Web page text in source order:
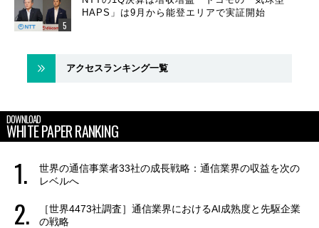
HAPS」は9月から能登エリアで実証開始
アクセスランキング一覧
DOWNLOAD
WHITE PAPER RANKING
世界の通信事業者33社の成長戦略：通信業界の収益を次の
レベルへ
［世界4473社調査］通信業界におけるAI成熟度と先駆企業
の戦略